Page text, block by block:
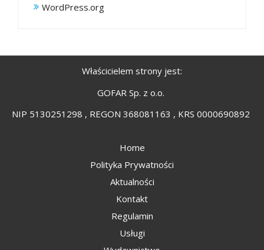
WordPress.org
Właścicielem strony jest:
GOFAR Sp. z o.o.
NIP 5130251298 , REGON 368081163 , KRS 0000690892
Home
Polityka Prywatności
Aktualności
Kontakt
Regulamin
Usługi